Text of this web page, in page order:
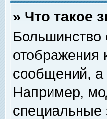
» Что такое
Большинство
отображения
сообщений, а
Например,
специальные